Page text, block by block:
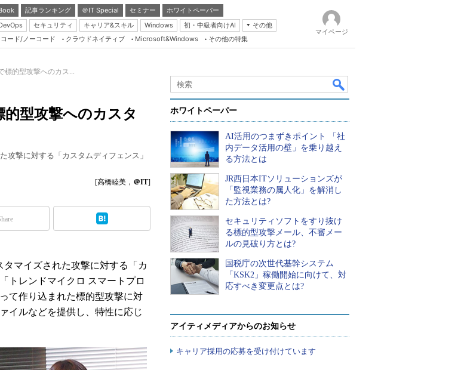
記事ランキング ＠IT Special セミナー
ホワイトペーパー
セキュリティ キャリア&スキル Windows 初・中級者向けAI
その他
Server & Storage
Java Agile
Database Expert
Linux ＆ OSS
Master of IP Network
Security & Trust
コード/ノーコード クラウドネイティブ Microsoft&Windows その他の特集
マイページ
標的型攻撃へのカス...
的型攻撃へのカスタ
攻撃に対する「カスタムディフェンス」
[高橋睦美， ＠IT]
マイズされた攻撃に対する「カ
トレンドマイクロ スマートプロ
て作り込まれた標的型攻撃に対
イルなどを提供し、特性に応じ
ホワイトペーパー
AI活用のつまずきポイント 「社
内データ活用の壁」を乗り越え
る方法とは
JR西日本ITソリューションズが
「監視業務の属人化」を解消し
た方法とは?
セキュリティソフトをすり抜け
る標的型攻撃メール、不審メー
ルの見破り方とは?
国税庁の次世代基幹システム
「KSK2」稼働開始に向けて、対
応すべき変更点とは?
アイティメディアからのお知らせ
キャリア採用の応募を受け付けています